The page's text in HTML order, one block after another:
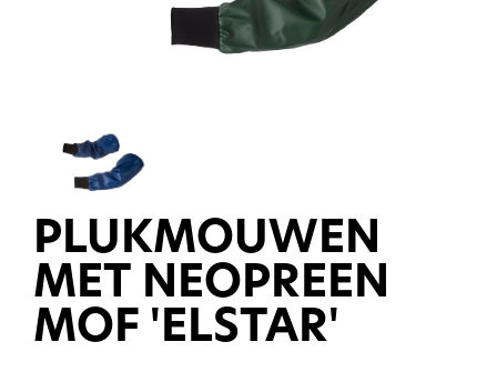
PLUKMOUWEN
MET NEOPREEN
MOF 'ELSTAR'